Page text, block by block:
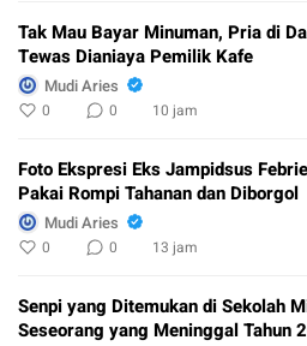
Tak Mau Bayar Minuman, Pria di
Tewas Dianiaya Pemilik Kafe
Mudi Aries
0 0 10 jam
Foto Ekspresi Eks Jampidsus
Pakai Rompi Tahanan dan Diborgol
Mudi Aries
0 0 13 jam
Senpi yang Ditemukan di Sekolah
Seseorang yang Meninggal Tahun